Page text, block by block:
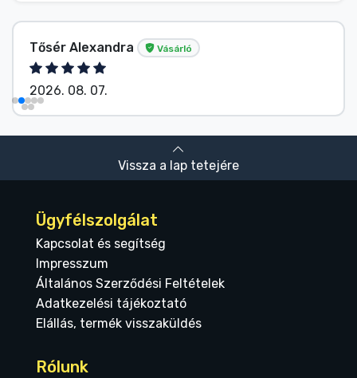
Tősér Alexandra Vásárló
2026. 08. 07.
Vissza a lap tetejére
Ügyfélszolgálat
Kapcsolat és segítség
Impresszum
Általános Szerződési Feltételek
Adatkezelési tájékoztató
Elállás, termék visszaküldés
Rólunk